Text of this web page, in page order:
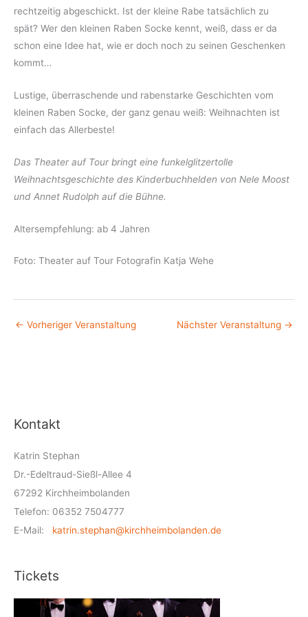
rechtzeitig abgeschickt. Ist der kleine Rabe tatsächlich zu
spät? Wer den kleinen Raben Socke kennt, weiß, dass er da
schon eine Idee hat, wie er doch noch zu seinen Geschenken
kommt…
Lustige, überraschende und rabenstarke Geschichten vom
kleinen Raben Socke, der ganz genau weiß: Weihnachten ist
einfach das Allerbeste!
Das Theater auf Tour bringt eine funkelglitzertolle
Weihnachtsgeschichte des Kinderbuchhelden von Nele Moost
und Annet Rudolph auf die Bühne.
Altersempfehlung: ab 4 Jahren
Foto: Theater auf Tour Fotografin Katja Wehe
← Vorheriger Veranstaltung Nächster Veranstaltung →
Kontakt
Katrin Stephan
Dr.-Edeltraud-Sießl-Allee 4
67292 Kirchheimbolanden
Telefon: 06352 7504777
E-Mail: katrin.stephan@kirchheimbolanden.de
Tickets